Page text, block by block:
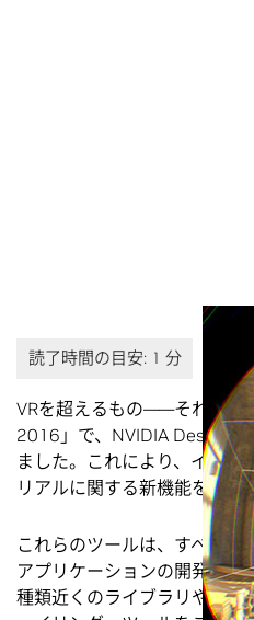
VRを超えるもの――それは「
2016」で、NVIDIA
ました。 これにより、インタ
リアルに関する新機能を開発
これらのツールは、すべて
アプリケーションの開発に
種類近くのライブラリやAPI